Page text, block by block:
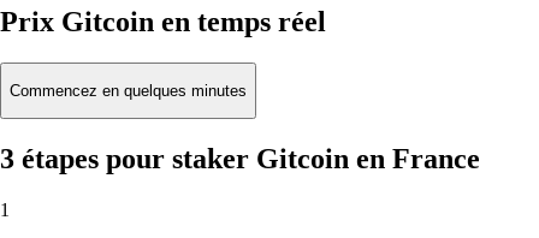
Prix Gitcoin en temps réel
Commencez en quelques minutes
3 étapes pour staker Gitcoin en France
1